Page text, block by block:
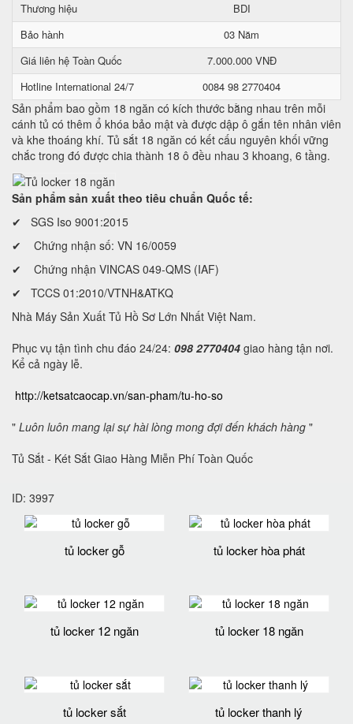
Thương hiệu
BDI
Bảo hành
03 Năm
Giá liên hệ Toàn Quốc
7.000.000 VNĐ
Hotline International 24/7
0084 98 2770404
Sản phẩm bao gồm 18 ngăn có kích thước bằng nhau trên mỗi
cánh tủ có thêm ổ khóa bảo mật và được dập ô gắn tên nhân viên
và khe thoáng khí. Tủ sắt 18 ngăn có kết cấu nguyên khối vững
chắc trong đó được chia thành 18 ô đều nhau 3 khoang, 6 tầng.
Sản phẩm sản xuất theo tiêu chuẩn Quốc tế:
✔ SGS Iso 9001:2015
✔ Chứng nhận số: VN 16/0059
✔ Chứng nhận VINCAS 049-QMS (IAF)
✔ TCCS 01:2010/VTNH&ATKQ
Nhà Máy Sản Xuất Tủ Hồ Sơ Lớn Nhất Việt Nam.
Phục vụ tận tình chu đáo 24/24: 098 2770404 giao hàng tận nơi.
Kể cả ngày lễ.
http://ketsatcaocap.vn/san-pham/tu-ho-so
" Luôn luôn mang lại sự hài lòng mong đợi đến khách hàng "
Tủ Sắt - Két Sắt Giao Hàng Miễn Phí Toàn Quốc
ID: 3997
tủ locker gỗ tủ locker hòa phát
tủ locker 12 ngăn tủ locker 18 ngăn
tủ locker sắt tủ locker thanh lý